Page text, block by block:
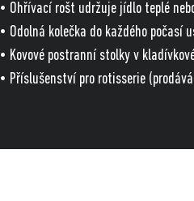
• Ohřívací rošt udržuje jídlo teplé
• Odolná kolečka do každého počasí
• Kovové postranní stolky v
• Příslušenství pro rotisserie